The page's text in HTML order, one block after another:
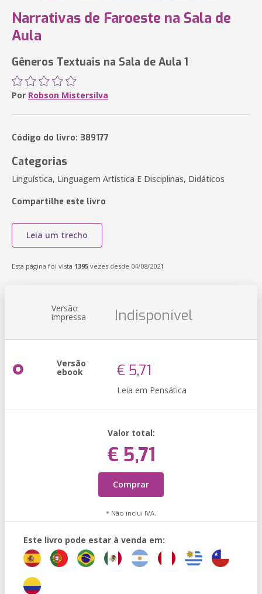
Narrativas de Faroeste na Sala de
Aula
Gêneros Textuais na Sala de Aula 1
Por Robson Mistersilva
Código do livro: 389177
Categorias
Linguística, Linguagem Artística E Disciplinas, Didáticos
Compartilhe este livro
Leia um trecho
Esta página foi vista 1395 vezes desde 04/08/2021
Versão
impressa Indisponível
Versão
ebook € 5,71
Leia em Pensática
Valor total:
€ 5,71
Comprar
* Não inclui IVA.
Este livro pode estar à venda em: